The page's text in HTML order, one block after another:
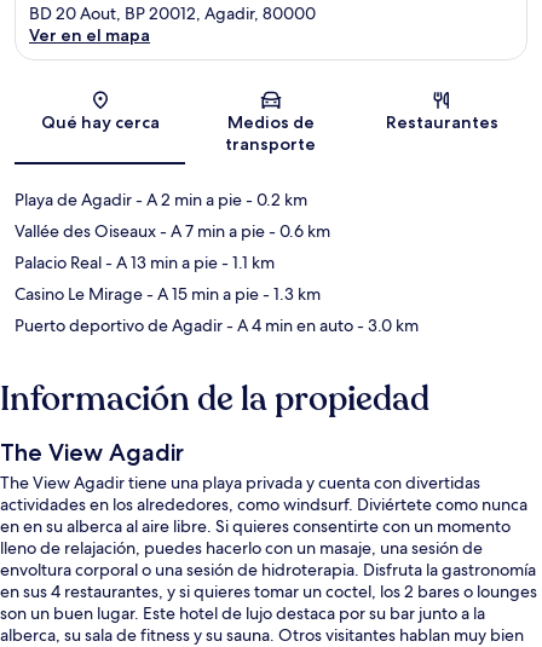
Sección del mapa
BD 20 Aout, BP 20012, Agadir, 80000
Ver en el mapa
Qué hay cerca
Medios de
transporte
Restaurantes
Playa de Agadir- A 2 min a pie- 0.2 km
Vallée des Oiseaux- A 7 min a pie- 0.6 km
Palacio Real- A 13 min a pie- 1.1 km
Casino Le Mirage- A 15 min a pie- 1.3 km
Puerto deportivo de Agadir- A 4 min en auto- 3.0 km
Información de la propiedad
The View Agadir
The View Agadir tiene una playa privada y cuenta con divertidas
actividades en los alrededores, como windsurf. Diviértete como nunca
en en su alberca al aire libre. Si quieres consentirte con un momento
lleno de relajación, puedes hacerlo con un masaje, una sesión de
envoltura corporal o una sesión de hidroterapia. Disfruta la gastronomía
en sus 4 restaurantes, y si quieres tomar un coctel, los 2 bares o lounges
son un buen lugar. Este hotel de lujo destaca por su bar junto a la
alberca, su sala de fitness y su sauna. Otros visitantes hablan muy bien